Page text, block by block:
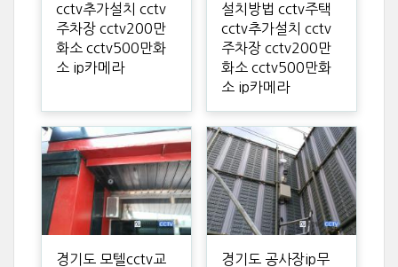
cctv추가설치 cctv
주차장 cctv200만
화소 cctv500만화
소 ip카메라
설치방법 cctv주택
cctv추가설치 cctv
주차장 cctv200만
화소 cctv500만화
소 ip카메라
경기도 모텔cctv교
경기도 공사장ip무